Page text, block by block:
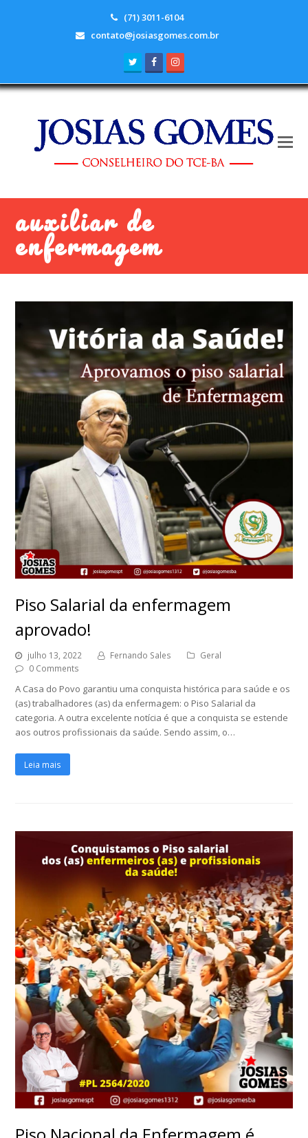
(71) 3011-6104
contato@josiasgomes.com.br
TwitterFacebook
auxiliar de
enfermagem
Piso Salarial da enfermagem
aprovado!
julho 13, 2022 Fernando Sales
Geral
0 Comments
A Casa do Povo garantiu uma conquista histórica para saúde e os
(as) trabalhadores (as) da enfermagem: o Piso Salarial da
categoria. A outra excelente notícia é que a conquista se estende
aos outros profissionais da saúde. Sendo assim, o…
Leia mais